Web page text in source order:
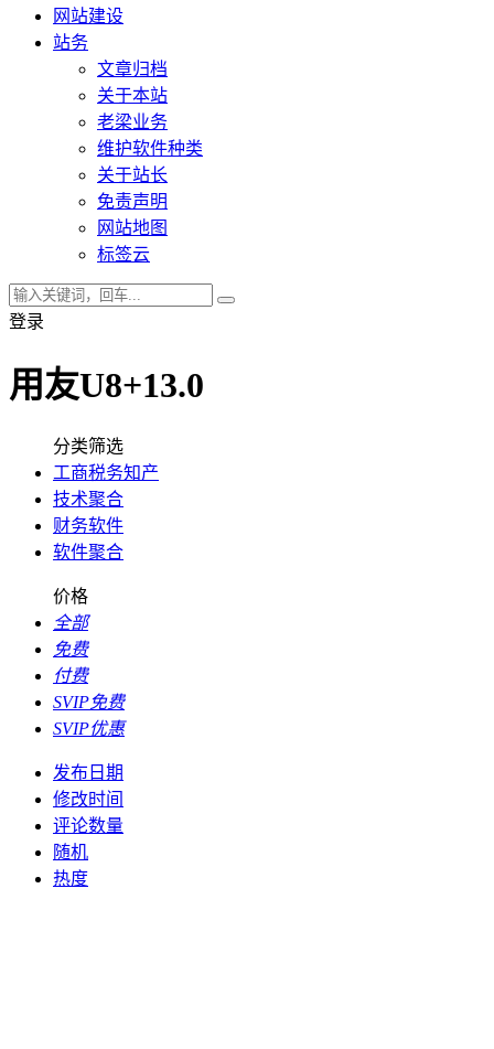
网站建设
站务
文章归档
关于本站
老梁业务
维护软件种类
关于站长
免责声明
网站地图
标签云
登录
用友U8+13.0
分类筛选
工商税务知产
技术聚合
财务软件
软件聚合
价格
全部
免费
付费
SVIP免费
SVIP优惠
发布日期
修改时间
评论数量
随机
热度